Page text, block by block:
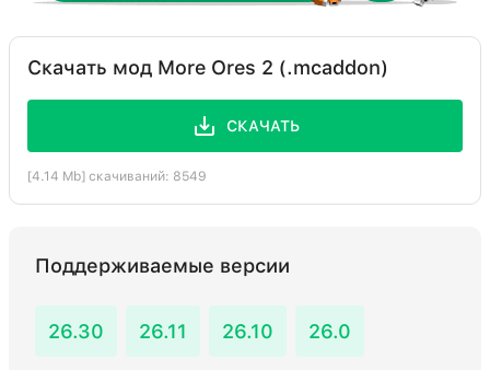
Скачать мод More Ores 2 (.mcaddon)
СКАЧАТЬ
[4.14 Mb] скачиваний: 8549
Поддерживаемые версии
26.30 26.11 26.10 26.0